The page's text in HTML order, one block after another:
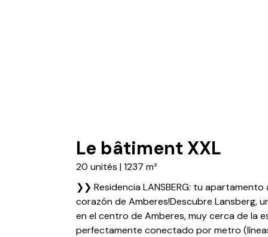
Le bâtiment XXL
20 unités | 1237 m²
❯❯ Residencia LANSBERG: tu
corazón de Amberes!Descubre Lansberg,
en el centro de Amberes, muy cerca de la
perfectamente conectado por metro (líneas